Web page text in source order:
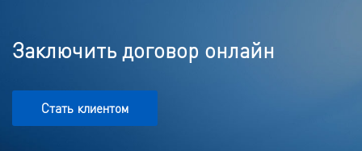
Заключить договор онлайн
Стать клиентом